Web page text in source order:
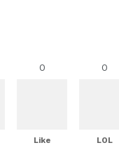
0
Like
0
LOL